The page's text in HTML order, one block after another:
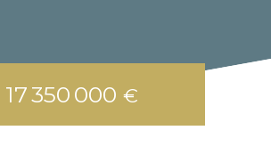
17 350 000 €